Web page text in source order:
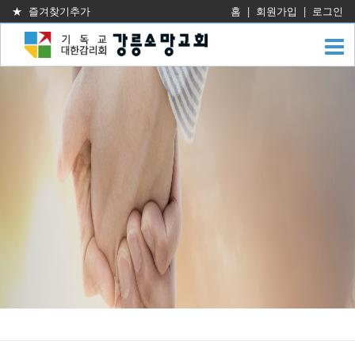
★ 즐겨찾기추가 홈 | 회원가입 | 로그인